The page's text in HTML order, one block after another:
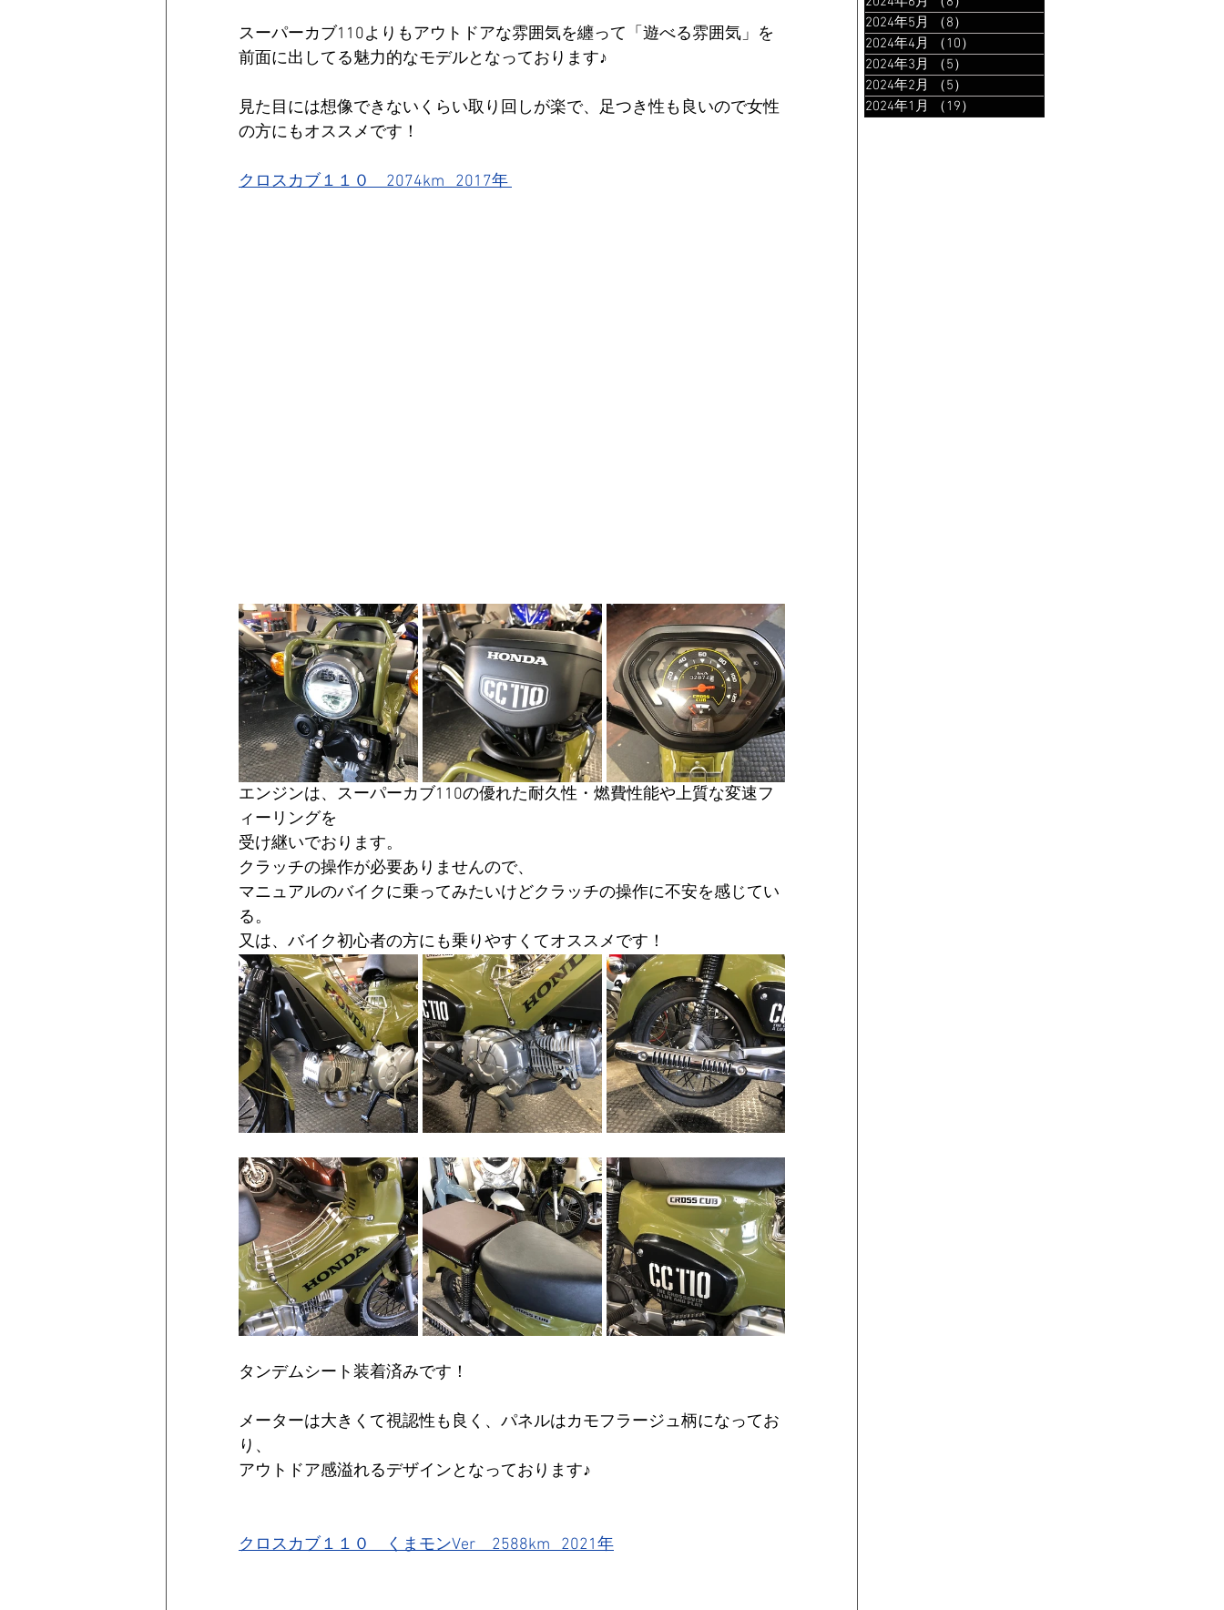
2024年5月
（8）
2024年4月
（10）
2024年3月
（5）
2024年2月
（5）
2024年1月
（19）
スーパーカブ110よりもアウトドアな雰囲気を纏って「遊べる雰囲気」を
前面に出してる魅力的なモデルとなっております♪
見た目には想像できないくらい取り回しが楽で、足つき性も良いので女性
の方にもオススメです！
クロスカブ１１０　2074km   2017年
エンジンは、スーパーカブ110の優れた耐久性・燃費性能や上質な変速フ
ィーリングを
受け継いでおります。
クラッチの操作が必要ありませんので、
マニュアルのバイクに乗ってみたいけどクラッチの操作に不安を感じてい
る。
又は、バイク初心者の方にも乗りやすくてオススメです！
タンデムシート装着済みです！
メーターは大きくて視認性も良く、パネルはカモフラージュ柄になってお
り、
アウトドア感溢れるデザインとなっております♪
クロスカブ１１０　くまモンVer　2588km   2021年